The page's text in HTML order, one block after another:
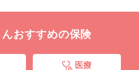
おすすめの保険
医療